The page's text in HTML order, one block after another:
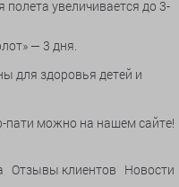
увеличивается до 3-
— 3 дня.
для здоровья детей и
пати можно на нашем сайте!
Отзывы клиентов Новости